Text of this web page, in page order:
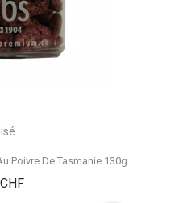
Poivre De Tasmanie 130g
Prix